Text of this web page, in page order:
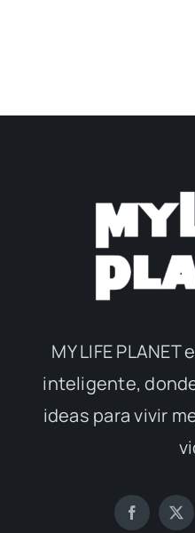
MY LIFE
inteligente,
ideas para vivir